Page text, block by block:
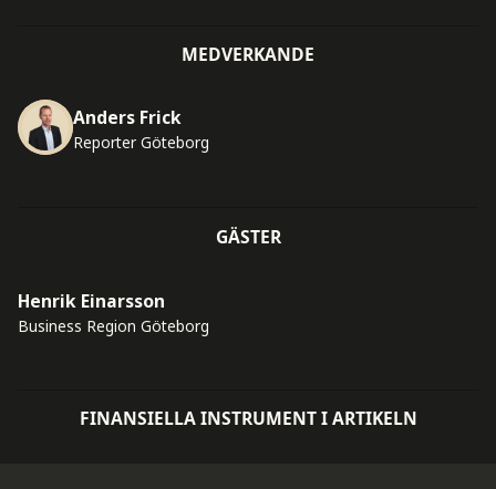
MEDVERKANDE
Anders Frick
Reporter Göteborg
GÄSTER
Henrik Einarsson
Business Region Göteborg
FINANSIELLA INSTRUMENT I ARTIKELN